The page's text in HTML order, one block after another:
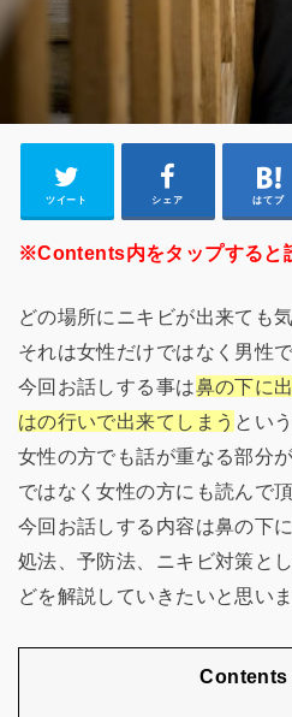
ツイート シェア はてブ
※Contents内をタップすると
どの場所にニキビが出来ても
それは女性だけではなく男性
今回お話しする事は鼻の下に
はの行いで出来てしまう とい
女性の方でも話が重なる部分
ではなく女性の方にも読んで
今回お話しする内容は鼻の下
処法、予防法、ニキビ対策と
どを解説していきたいと思いま
Contents